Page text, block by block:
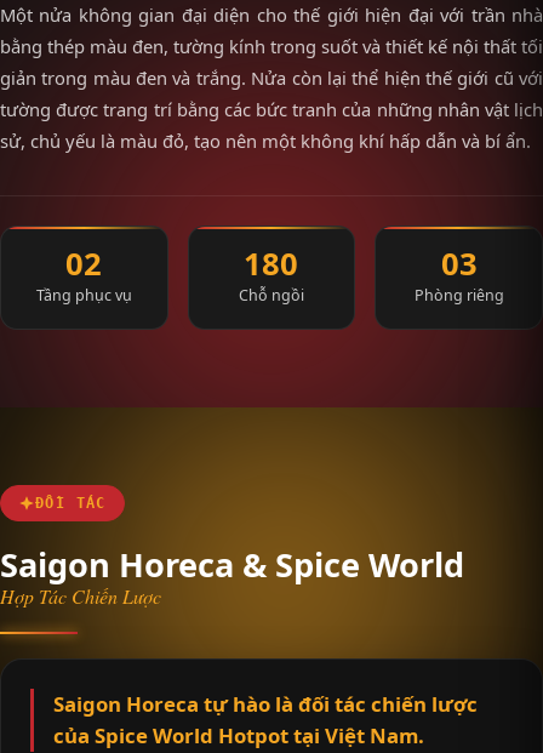
Một nửa không gian đại diện cho thế giới hiện đại với trần nhà
bằng thép màu đen, tường kính trong suốt và thiết kế nội thất tối
giản trong màu đen và trắng. Nửa còn lại thể hiện thế giới cũ với
tường được trang trí bằng các bức tranh của những nhân vật lịch
sử, chủ yếu là màu đỏ, tạo nên một không khí hấp dẫn và bí ẩn.
02
Tầng phục vụ
180
Chỗ ngồi
03
Phòng riêng
ĐỐI TÁC
Saigon Horeca & Spice World
Hợp Tác Chiến Lược
Saigon Horeca tự hào là đối tác chiến lược
của Spice World Hotpot tại Việt Nam.